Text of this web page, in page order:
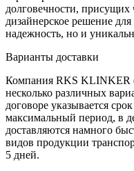
долговечности, присущих
дизайнерское решение
надежность, но и
Варианты доставки
Компания RKS KLINKER
несколько различных
договоре указывается
максимальный период, в
доставляются намного
видов продукции
5 дней.